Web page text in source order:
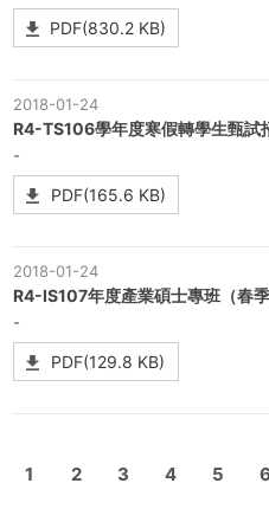
PDF(830.2 KB)
2018-01-24
R4-TS106學年度寒假轉學生甄試
-
PDF(165.6 KB)
2018-01-24
R4-IS107年度產業碩士專班（春
-
PDF(129.8 KB)
1 2 3 4 5 6